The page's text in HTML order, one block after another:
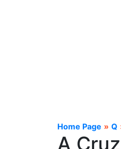
Home Page » Q
A